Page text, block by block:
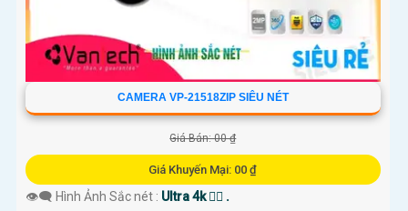
CAMERA VP-21518ZIP SIÊU NÉT
Giá Bán: 00 ₫
Giá Khuyến Mại: 00 ₫
👁️‍🗨 Hình Ảnh Sắc nét : Ultra 4k 👍🏾 .